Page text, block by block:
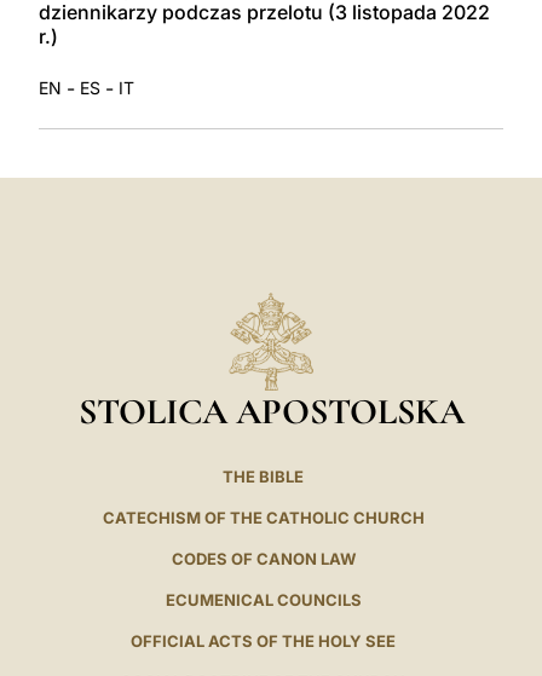
dziennikarzy podczas przelotu (3 listopada 2022
r.)
EN - ES - IT
STOLICA APOSTOLSKA
THE BIBLE
CATECHISM OF THE CATHOLIC CHURCH
CODES OF CANON LAW
ECUMENICAL COUNCILS
OFFICIAL ACTS OF THE HOLY SEE